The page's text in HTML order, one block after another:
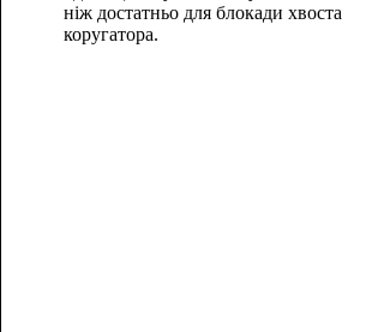
ніж достатньо для блокади хвоста
коругатора.